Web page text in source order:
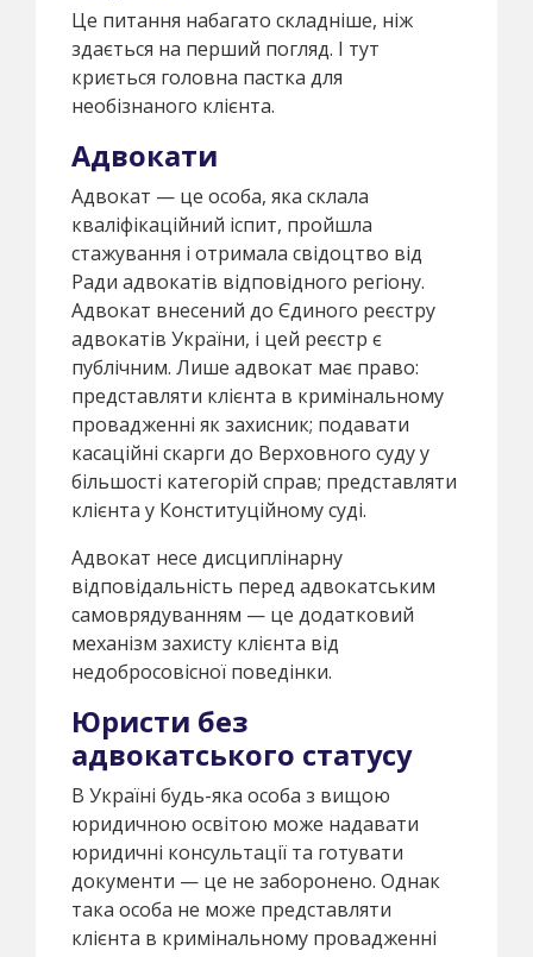
Це питання набагато складніше, ніж
здається на перший погляд. І тут
криється головна пастка для
необізнаного клієнта.
Адвокати
Адвокат — це особа, яка склала
кваліфікаційний іспит, пройшла
стажування і отримала свідоцтво від
Ради адвокатів відповідного регіону.
Адвокат внесений до Єдиного реєстру
адвокатів України, і цей реєстр є
публічним. Лише адвокат має право:
представляти клієнта в кримінальному
провадженні як захисник; подавати
касаційні скарги до Верховного суду у
більшості категорій справ; представляти
клієнта у Конституційному суді.
Адвокат несе дисциплінарну
відповідальність перед адвокатським
самоврядуванням — це додатковий
механізм захисту клієнта від
недобросовісної поведінки.
Юристи без
адвокатського статусу
В Україні будь-яка особа з вищою
юридичною освітою може надавати
юридичні консультації та готувати
документи — це не заборонено. Однак
така особа не може представляти
клієнта в кримінальному провадженні